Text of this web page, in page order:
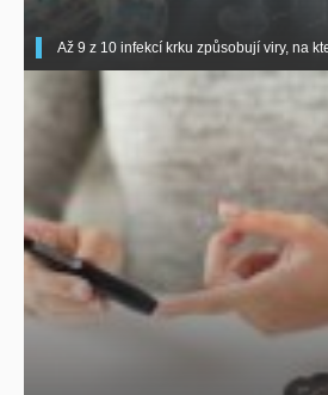
Až 9 z 10 infekcí krku způsobují viry, na